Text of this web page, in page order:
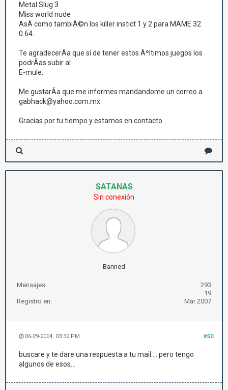
Metal Slug 3
Miss world nude
AsÃ­ como tambiÃ©n los killer instict 1 y 2 para MAME 32
0.64.
Te agradecerÃ­a que si de tener estos Ãºltimos juegos los
podrÃ­as subir al
E-mule.
Me gustarÃ­a que me informes mandandome un correo a
gabhack@yahoo.com.mx.
Gracias por tu tiempo y estamos en contacto.
SATANAS
Sin conexión
Banned
Mensajes:
293
19
Registro en:
Mar 2007
#50
06-29-2004, 03:32 PM
buscare y te dare una respuesta a tu mail.... pero tengo
algunos de esos...